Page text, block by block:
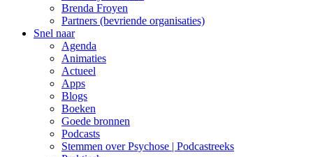
Brenda Froyen
Partners (bevriende organisaties)
Snel naar
Agenda
Animaties
Actueel
Apps
Blogs
Boeken
Goede bronnen
Podcasts
Stemmen over Psychose | Podcastreeks